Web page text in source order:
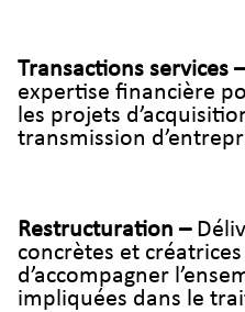
Transactions services
expertise financière
les projets
transmission
Restructuration –
concrètes et
d’accompagner
impliquées dans le